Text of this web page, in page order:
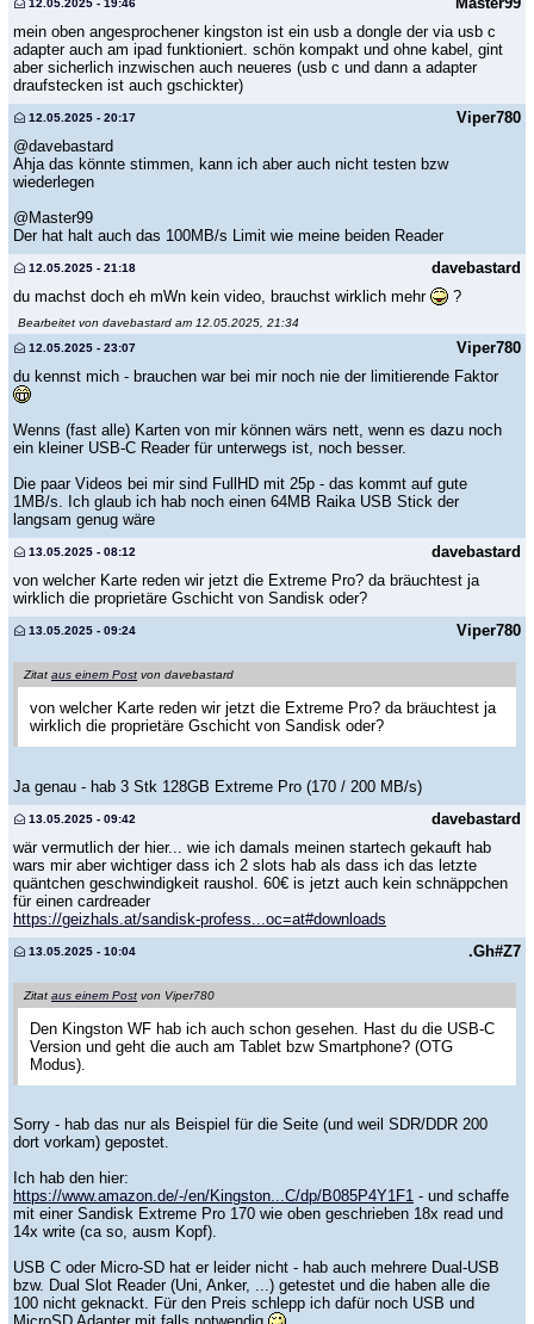
12.05.2025 - 19:46
mein oben angesprochener kingston ist ein usb a dongle der via usb c
adapter auch am ipad funktioniert. schön kompakt und ohne kabel, gint
aber sicherlich inzwischen auch neueres (usb c und dann a adapter
draufstecken ist auch gschickter)
Viper780
12.05.2025 - 20:17
@davebastard
Ahja das könnte stimmen, kann ich aber auch nicht testen bzw
wiederlegen
@Master99
Der hat halt auch das 100MB/s Limit wie meine beiden Reader
davebastard
12.05.2025 - 21:18
du machst doch eh mWn kein video, brauchst wirklich mehr ?
Bearbeitet von davebastard am 12.05.2025, 21:34
Viper780
12.05.2025 - 23:07
du kennst mich - brauchen war bei mir noch nie der limitierende Faktor
Wenns (fast alle) Karten von mir können wärs nett, wenn es dazu noch
ein kleiner USB-C Reader für unterwegs ist, noch besser.
Die paar Videos bei mir sind FullHD mit 25p - das kommt auf gute
1MB/s. Ich glaub ich hab noch einen 64MB Raika USB Stick der
langsam genug wäre
davebastard
13.05.2025 - 08:12
von welcher Karte reden wir jetzt die Extreme Pro? da bräuchtest ja
wirklich die proprietäre Gschicht von Sandisk oder?
Viper780
13.05.2025 - 09:24
Zitat aus einem Post von davebastard
von welcher Karte reden wir jetzt die Extreme Pro? da bräuchtest ja
wirklich die proprietäre Gschicht von Sandisk oder?
Ja genau - hab 3 Stk 128GB Extreme Pro (170 / 200 MB/s)
davebastard
13.05.2025 - 09:42
wär vermutlich der hier... wie ich damals meinen startech gekauft hab
wars mir aber wichtiger dass ich 2 slots hab als dass ich das letzte
quäntchen geschwindigkeit raushol. 60€ is jetzt auch kein schnäppchen
für einen cardreader
https://geizhals.at/sandisk-profess...oc=at#downloads
.Gh#Z7
13.05.2025 - 10:04
Zitat aus einem Post von Viper780
Den Kingston WF hab ich auch schon gesehen. Hast du die USB-C
Version und geht die auch am Tablet bzw Smartphone? (OTG
Modus).
Sorry - hab das nur als Beispiel für die Seite (und weil SDR/DDR 200
dort vorkam) gepostet.
Ich hab den hier:
https://www.amazon.de/-/en/Kingston...C/dp/B085P4Y1F1 - und schaffe
mit einer Sandisk Extreme Pro 170 wie oben geschrieben 18x read und
14x write (ca so, ausm Kopf).
USB C oder Micro-SD hat er leider nicht - hab auch mehrere Dual-USB
bzw. Dual Slot Reader (Uni, Anker, ...) getestet und die haben alle die
100 nicht geknackt. Für den Preis schlepp ich dafür noch USB und